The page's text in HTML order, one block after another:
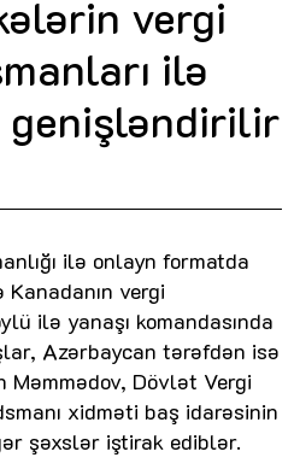
vergi
ilə
genişləndirilir
ilə onlayn formatda
vergi
ilə yanaşı komandasında
Azərbaycan tərəfdən isə
Məmmədov, Dövlət Vergi
xidməti baş idarəsinin
şəxslər iştirak ediblər.